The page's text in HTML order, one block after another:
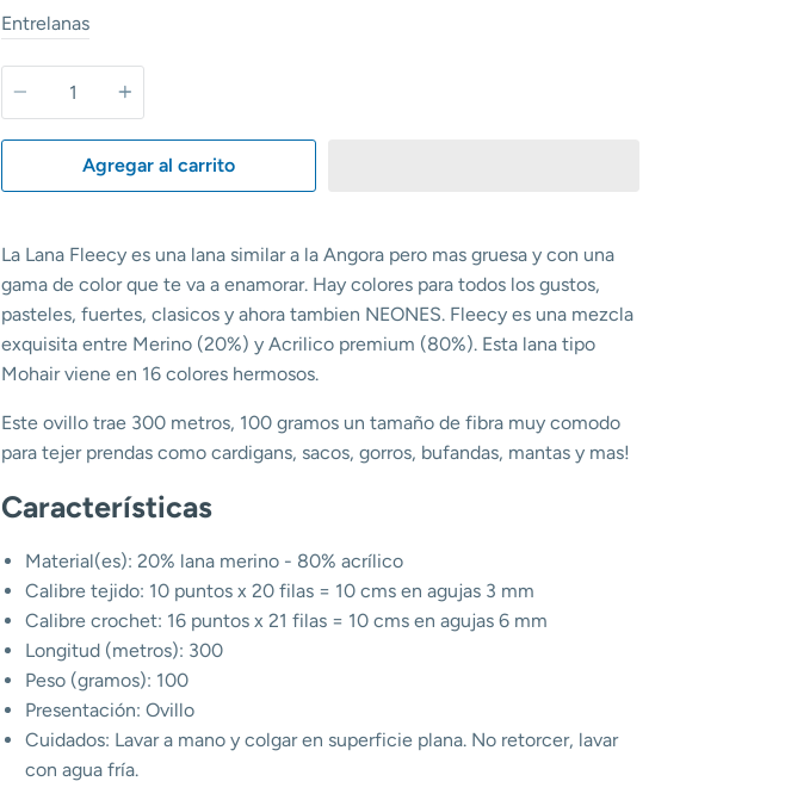
Entrelanas
Cantidad
Agregar al carrito
La Lana Fleecy es una lana similar a la Angora pero mas gruesa y con una
gama de color que te va a enamorar. Hay colores para todos los gustos,
pasteles, fuertes, clasicos y ahora tambien NEONES. Fleecy es una mezcla
exquisita entre Merino (20%) y Acrilico premium (80%). Esta lana tipo
Mohair viene en 16 colores hermosos.
Este ovillo trae 300 metros, 100 gramos un tamaño de fibra muy comodo
para tejer prendas como cardigans, sacos, gorros, bufandas, mantas y mas!
Características
Material(es): 20% lana merino - 80% acrílico
Calibre tejido: 10 puntos x 20 filas = 10 cms en agujas 3 mm
Calibre crochet: 16 puntos x 21 filas = 10 cms en agujas 6 mm
Longitud (metros): 300
Peso (gramos): 100
Presentación: Ovillo
Cuidados: Lavar a mano y colgar en superficie plana. No retorcer, lavar
con agua fría.